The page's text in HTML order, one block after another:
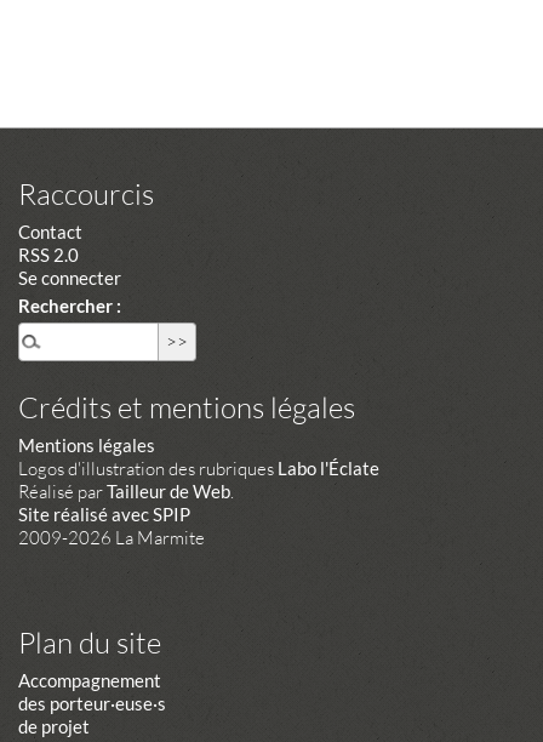
Raccourcis
Contact
RSS 2.0
Se connecter
Rechercher :
Crédits et mentions légales
Mentions légales
Logos d'illustration des rubriques Labo l'Éclate
Réalisé parTailleur de Web.
Site réalisé avec SPIP
2009-2026 La Marmite
Plan du site
Accompagnement
des porteur·euse·s
de projet